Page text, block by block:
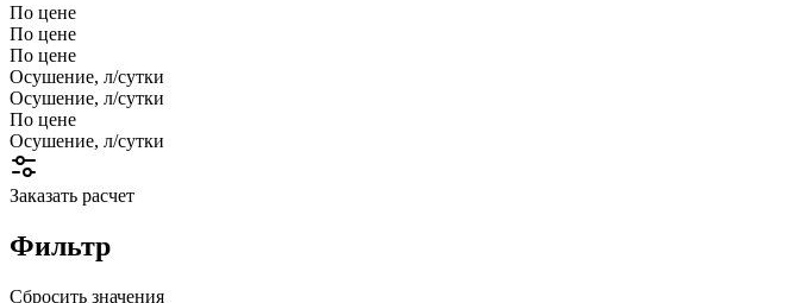
По цене
По цене
По цене
Осушение, л/сутки
Осушение, л/сутки
По цене
Осушение, л/сутки
Заказать расчет
Фильтр
Сбросить значения